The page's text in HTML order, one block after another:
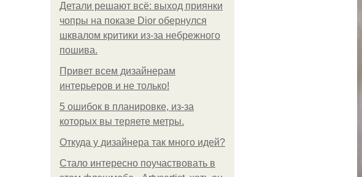
Детали решают всё: выход приянки
чопры на показе Dior обернулся
шквалом критики из-за небрежного
пошива.
Привет всем дизайнерам
интерьеров и не только!
5 ошибок в планировке, из-за
которых вы теряете метры.
Откуда у дизайнера так много идей?
Стало интересно поучаствовать в